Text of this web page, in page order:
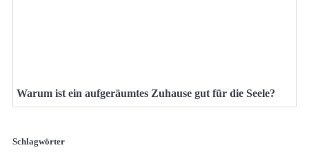
Warum ist ein aufgeräumtes Zuhause gut für die Seele?
Schlagwörter